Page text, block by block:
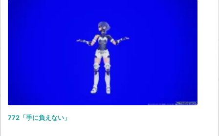
772「手に負えない」